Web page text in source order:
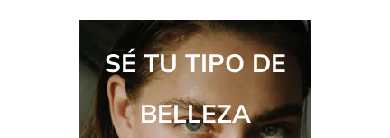
SÉ TU TIPO DE
BELLEZA